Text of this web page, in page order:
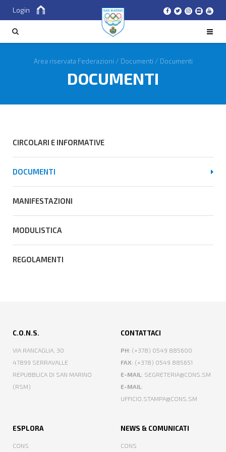
Login
Area riservata Federazioni / Documenti / Documenti
DOCUMENTI
CIRCOLARI E INFORMATIVE
DOCUMENTI
MANIFESTAZIONI
MODULISTICA
REGOLAMENTI
C.O.N.S.
VIA RANCAGLIA, 30
47899 SERRAVALLE
REPUBBLICA DI SAN MARINO
(RSM)
CONTATTACI
PH: (+378) 0549 885600
FAX: (+378) 0549 885651
E-MAIL: SEGRETERIA@CONS.SM
E-MAIL:
UFFICIO.STAMPA@CONS.SM
ESPLORA
CONS
NEWS & COMUNICATI
CONS